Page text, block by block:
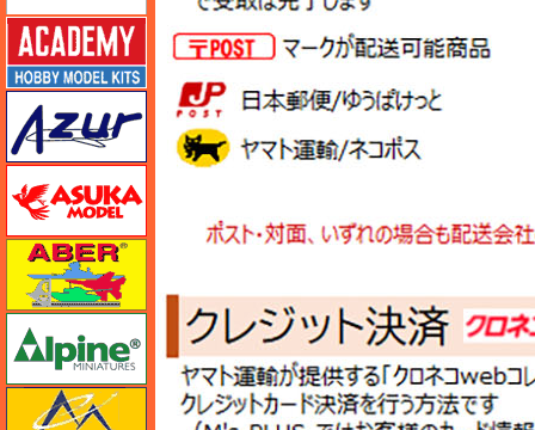
アズール
アルパイン
イージーモデル